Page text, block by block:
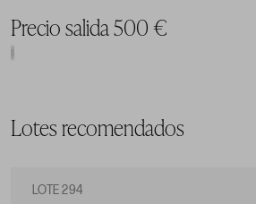
Precio salida 500 €
Lotes recomendados
LOTE 294